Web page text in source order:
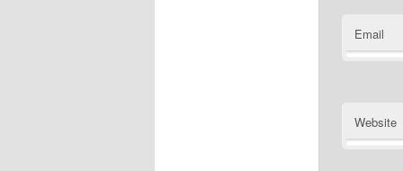
Email
Website